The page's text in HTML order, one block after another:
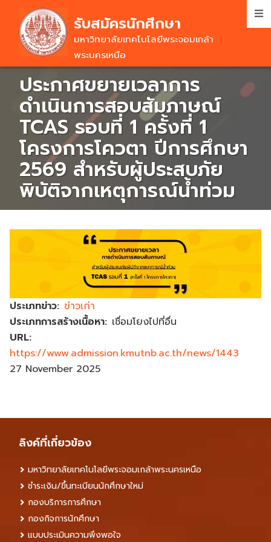
main
content
รับสมัครนักศึกษา
มหาวิทยาลัยเทคโนโลยีพระจอมเกล้า
พระนครเหนือ
ประกาศขยายเวลาการ
ดำเนินการสอบสัมภาษณ์
TCAS รอบที่ 1 ครั้งที่ 1
โครงการโควตา ปีการศึกษา
2569 สำหรับผู้ประสบภัย
พิบัติจากเหตุการณ์น้ำท่วม
ประเภทข่าว ข่าวเก่า
ประเภทการสร้างเนื้อหา เชื่อมโยงไปที่อื่น
URL
https://www.admission.kmutnb.ac.th/news/1443
27 November 2025
ลิงค์ที่เกี่ยวข้อง
มหาวิทยาลัยเทคโนโลยีพระจอมเกล้าพระนครเหนือ
ชำระเงิน/ขึ้นทะเบียนนักศึกษาใหม่
กองบริการการศึกษา
กองกิจการนักศึกษา
แบบประเมินความพึงพอใจ